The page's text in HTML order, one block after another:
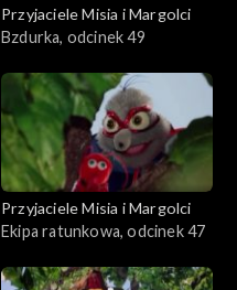
Przyjaciele Misia i Margolci
Bzdurka, odcinek 49
Przyjaciele Misia i Margolci
Ekipa ratunkowa, odcinek 47